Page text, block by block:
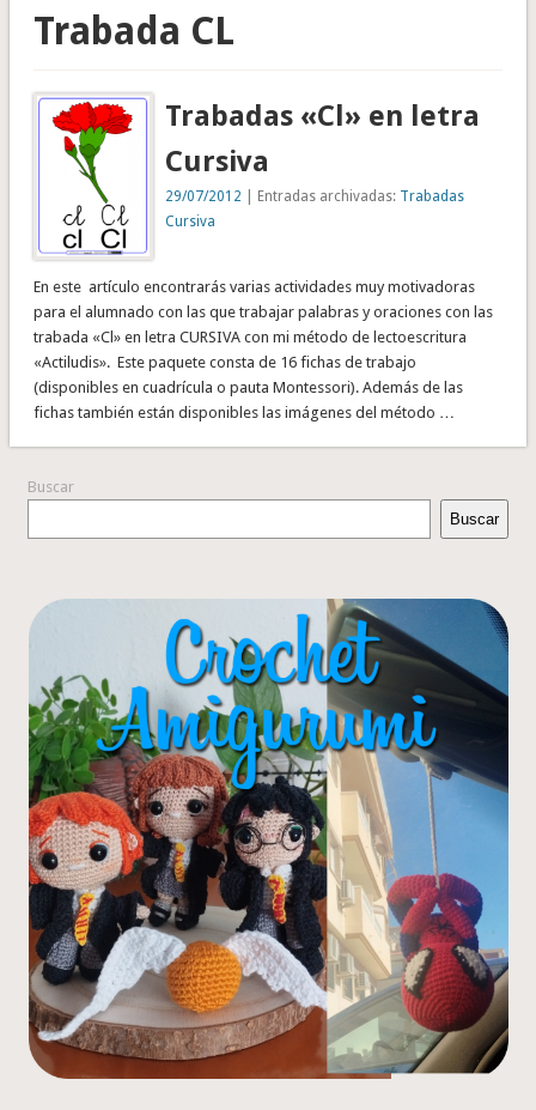
Trabada CL
Trabadas «Cl» en letra
Cursiva
29/07/2012 | Entradas archivadas: Trabadas
Cursiva
En este artículo encontrarás varias actividades muy motivadoras
para el alumnado con las que trabajar palabras y oraciones con las
trabada «Cl» en letra CURSIVA con mi método de lectoescritura
«Actiludis». Este paquete consta de 16 fichas de trabajo
(disponibles en cuadrícula o pauta Montessori). Además de las
fichas también están disponibles las imágenes del método …
Buscar
Buscar